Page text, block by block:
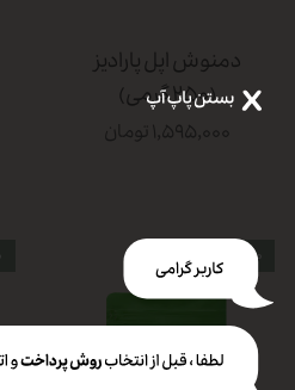
دمنوش اپل پارادیز
(۲۵۰ گرمی)
۱,۵۹۵,۰۰۰ تومان
۲۵۰ گرمی